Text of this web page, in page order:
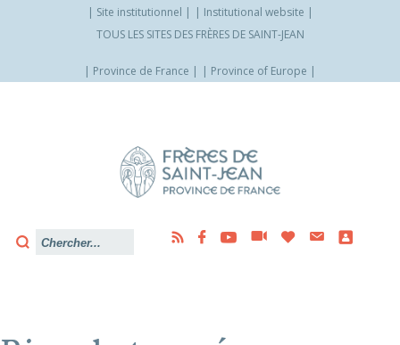
Site institutionnel
Institutional website
TOUS LES SITES DES FRÈRES DE SAINT-JEAN
Province de France
Province of Europe